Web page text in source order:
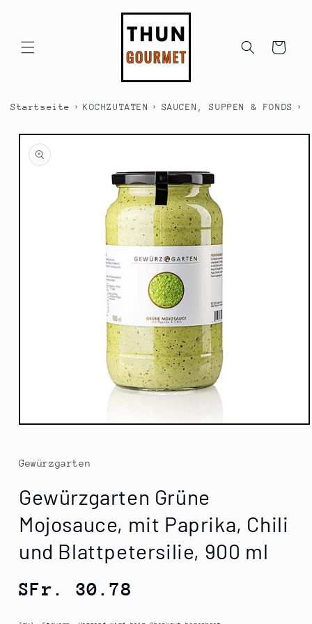
Warenkorb
Startseite › KOCHZUTATEN › SAUCEN, SUPPEN & FONDS ›
Medien
Modal
öffnen
Gewürzgarten
Gewürzgarten Grüne
Mojosauce, mit Paprika, Chili
und Blattpetersilie, 900 ml
Normaler
SFr. 30.78